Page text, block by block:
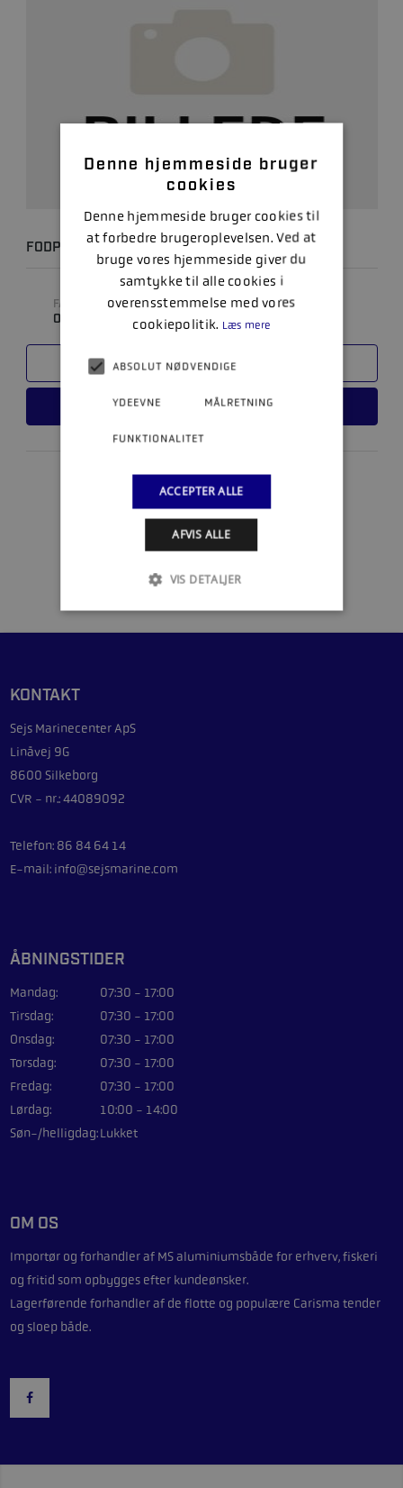
FODPUMPE TALAMEX BRAVO 2
FABRIKAT
0
SAMMENLIGN
LÆS MERE
1
KONTAKT
Sejs Marinecenter ApS
Linåvej 9G
8600 Silkeborg
CVR - nr.: 44089092
Telefon: 86 84 64 14
E-mail: info@sejsmarine.com
ÅBNINGSTIDER
Mandag:
07:30 - 17:00
Tirsdag:
07:30 - 17:00
Onsdag:
07:30 - 17:00
Torsdag:
07:30 - 17:00
Fredag:
07:30 - 17:00
Lørdag:
10:00 - 14:00
Søn-/helligdag:Lukket
OM OS
Importør og forhandler af MS aluminiumsbåde for erhverv, fiskeri
og fritid som opbygges efter kundeønsker.
Lagerførende forhandler af de flotte og populære Carisma tender
og sloep både.
Denne hjemmeside bruger
cookies
Denne hjemmeside bruger cookies til
at forbedre brugeroplevelsen. Ved at
bruge vores hjemmeside giver du
samtykke til alle cookies i
overensstemmelse med vores
cookiepolitik. Læs mere
ABSOLUT NØDVENDIGE
YDEEVNE MÅLRETNING
FUNKTIONALITET
ACCEPTER ALLE
AFVIS ALLE
VIS DETALJER